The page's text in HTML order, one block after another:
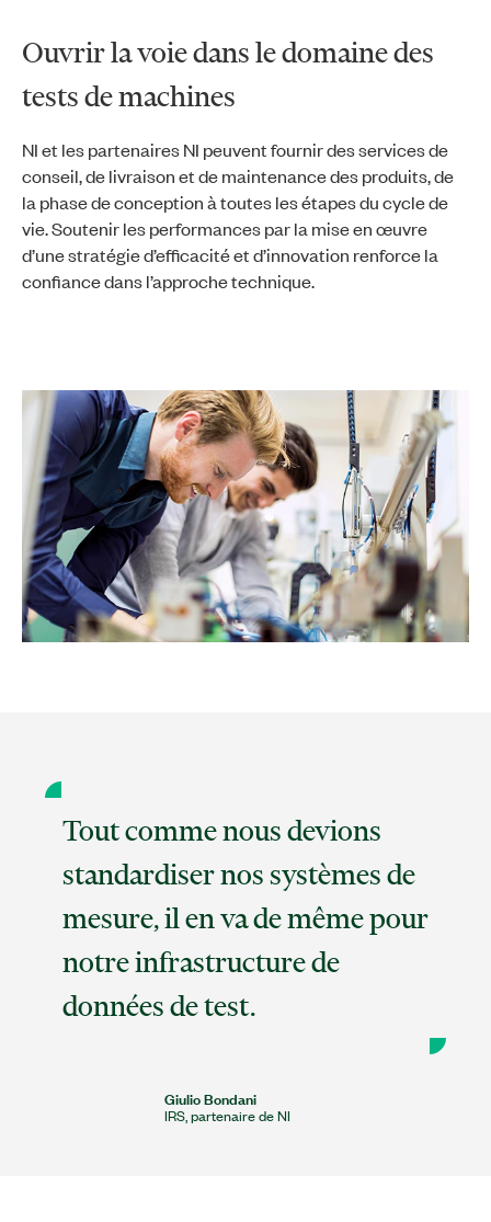
Ouvrir la voie dans le domaine des
tests de machines
NI et les partenaires NI peuvent fournir des services de
conseil, de livraison et de maintenance des produits, de
la phase de conception à toutes les étapes du cycle de
vie. Soutenir les performances par la mise en œuvre
d’une stratégie d’efficacité et d’innovation renforce la
confiance dans l’approche technique.
Tout comme nous devions
standardiser nos systèmes de
mesure, il en va de même pour
notre infrastructure de
données de test.
Giulio Bondani
IRS, partenaire de NI